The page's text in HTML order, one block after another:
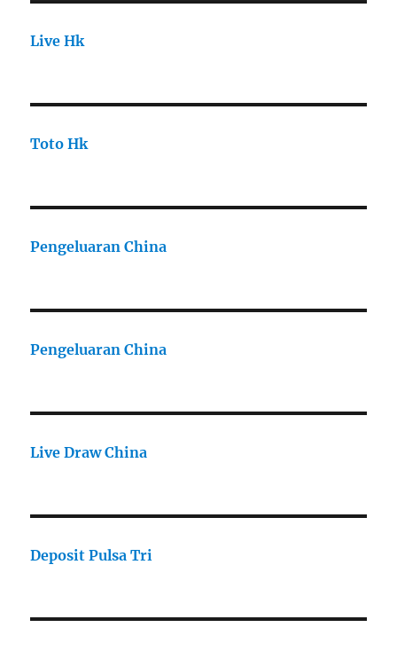
Live Hk
Toto Hk
Pengeluaran China
Pengeluaran China
Live Draw China
Deposit Pulsa Tri